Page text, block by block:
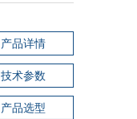
产品详情
技术参数
产品选型